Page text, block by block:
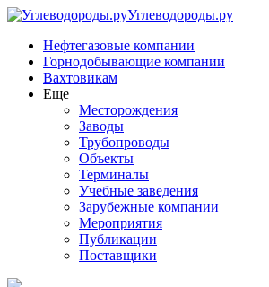
Углеводороды.ру
Нефтегазовые компании
Горнодобывающие компании
Вахтовикам
Еще
Месторождения
Заводы
Трубопроводы
Объекты
Терминалы
Учебные заведения
Зарубежные компании
Мероприятия
Публикации
Поставщики